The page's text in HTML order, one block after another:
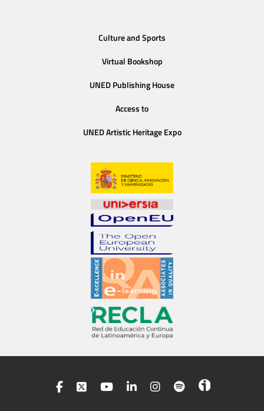
Culture and Sports
Virtual Bookshop
UNED Publishing House
Access to
UNED Artistic Heritage Expo